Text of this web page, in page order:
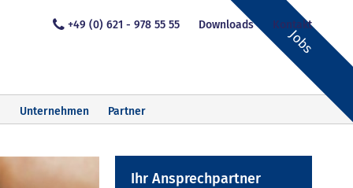
Jobs
+49 (0) 621 - 978 55 55 Downloads Kontakt
Unternehmen Partner
Ihr Ansprechpartner